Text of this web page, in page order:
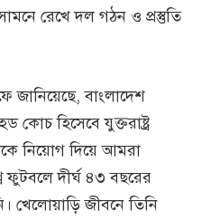
রেখে দল গঠন ও প্রস্তুতি
জানিয়েছে, বাংলাদেশ
হিসেবে যুক্তরাষ্ট্র
নিয়োগ দিয়ে আমরা
ফুটবলে দীর্ঘ ৪৩ বছরের
খেলোয়াড়ি জীবনে তিনি